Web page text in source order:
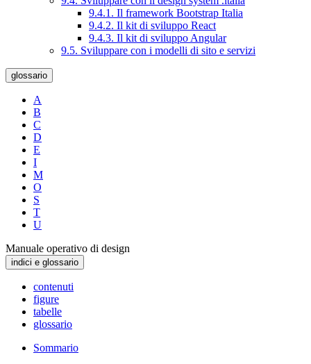
9.4.1. Il framework Bootstrap Italia
9.4.2. Il kit di sviluppo React
9.4.3. Il kit di sviluppo Angular
9.5. Sviluppare con i modelli di sito e servizi
glossario
A
B
C
D
E
I
M
O
S
T
U
Manuale operativo di design
indici e glossario
contenuti
figure
tabelle
glossario
Sommario